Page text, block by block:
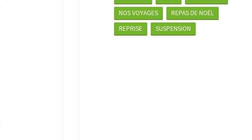
NOS VOYAGES
REPAS DE NOËL
REPRISE
SUSPENSION